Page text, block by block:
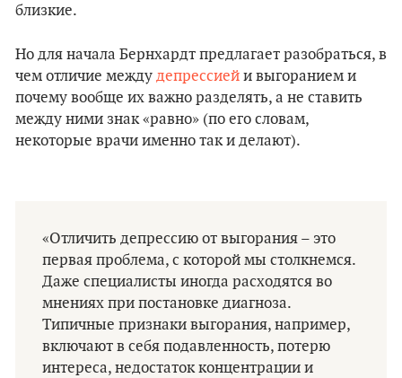
близкие.
Но для начала Бернхардт предлагает разобраться, в
чем отличие между депрессией и выгоранием и
почему вообще их важно разделять, а не ставить
между ними знак «равно» (по его словам,
некоторые врачи именно так и делают).
«Отличить депрессию от выгорания – это
первая проблема, с которой мы столкнемся.
Даже специалисты иногда расходятся во
мнениях при постановке диагноза.
Типичные признаки выгорания, например,
включают в себя подавленность, потерю
интереса, недостаток концентрации и